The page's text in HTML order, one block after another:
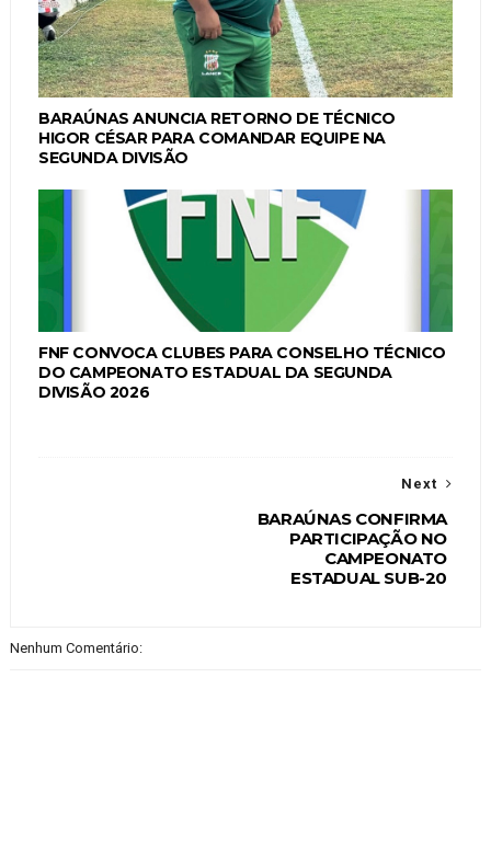
BARAÚNAS ANUNCIA RETORNO DE TÉCNICO
HIGOR CÉSAR PARA COMANDAR EQUIPE NA
SEGUNDA DIVISÃO
FNF CONVOCA CLUBES PARA CONSELHO TÉCNICO
DO CAMPEONATO ESTADUAL DA SEGUNDA
DIVISÃO 2026
Next
BARAÚNAS CONFIRMA
PARTICIPAÇÃO NO
CAMPEONATO
ESTADUAL SUB-20
Nenhum Comentário: